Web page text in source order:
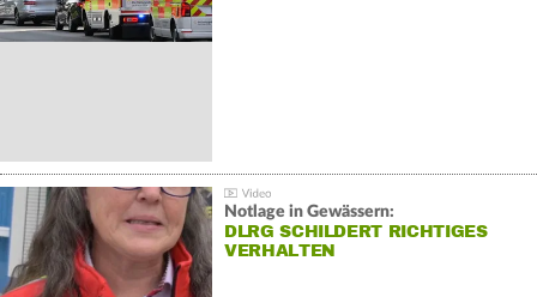
Notlage in Gewässern:
DLRG SCHILDERT RICHTIGES
VERHALTEN